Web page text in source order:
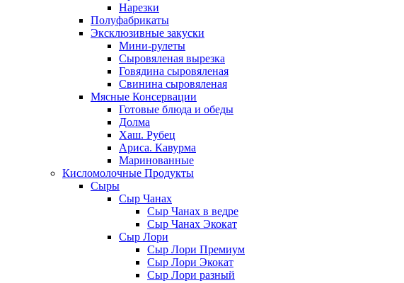
Нарезки
Полуфабрикаты
Эксклюзивные закуски
Мини-рулеты
Сыровяленая вырезка
Говядина сыровяленая
Свинина сыровяленая
Мясные Консервации
Готовые блюда и обеды
Долма
Хаш. Рубец
Ариса. Кавурма
Маринованные
Кисломолочные Продукты
Сыры
Сыр Чанах
Сыр Чанах в ведре
Сыр Чанах Экокат
Сыр Лори
Сыр Лори Премиум
Сыр Лори Экокат
Сыр Лори разный